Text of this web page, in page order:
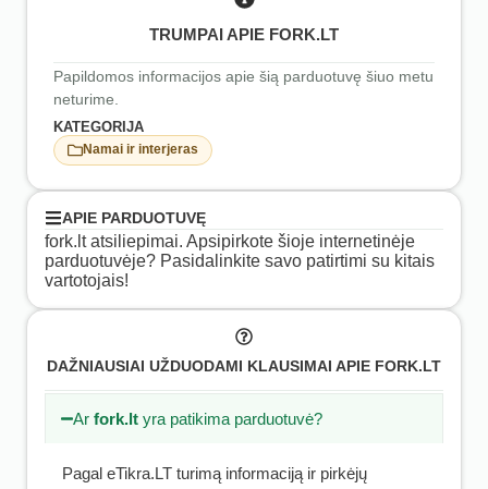
TRUMPAI APIE FORK.LT
Papildomos informacijos apie šią parduotuvę šiuo metu
neturime.
KATEGORIJA
Namai ir interjeras
APIE PARDUOTUVĘ
fork.lt atsiliepimai. Apsipirkote šioje internetinėje
parduotuvėje? Pasidalinkite savo patirtimi su kitais
vartotojais!
DAŽNIAUSIAI UŽDUODAMI KLAUSIMAI APIE FORK.LT
Arfork.lt yra patikima parduotuvė?
Pagal eTikra.LT turimą informaciją ir pirkėjų